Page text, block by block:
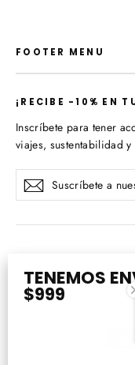
FOOTER MENU
¡​RECIBE -10% EN
Inscríbete para tener
viajes, sustentabilidad
Suscríbete
lista
Suscribir
TENEMOS
$999